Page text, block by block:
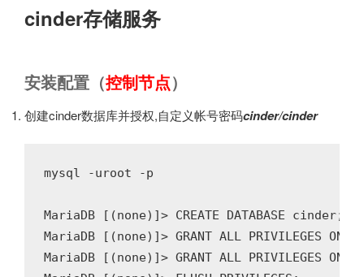
OpenSSH”
cinder存储服务
安装配置（控制节点）
创建cinder数据库并授权,自定义帐号密码cinder/cinder
mysql -uroot -p
MariaDB [(none)]> CREATE DATABASE cinder;
MariaDB [(none)]> GRANT ALL PRIVILEGES
MariaDB [(none)]> GRANT ALL PRIVILEGES